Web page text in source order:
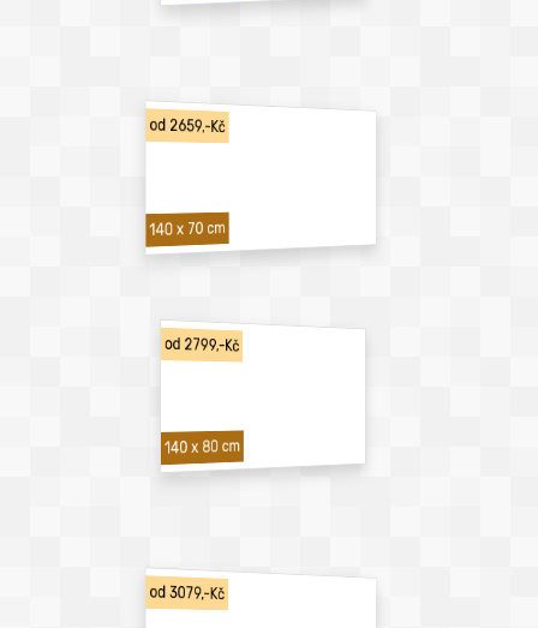
od 2659,-Kč
140 x 70 cm
od 2799,-Kč
140 x 80 cm
od 3079,-Kč